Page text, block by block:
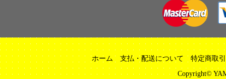
ホーム 支払・配送について
特定商取
Copyright©